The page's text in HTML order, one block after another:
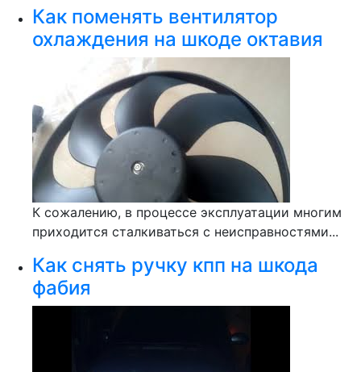
Как поменять вентилятор
охлаждения на шкоде октавия
К сожалению, в процессе эксплуатации многим
приходится сталкиваться с неисправностями...
Как снять ручку кпп на шкода
фабия